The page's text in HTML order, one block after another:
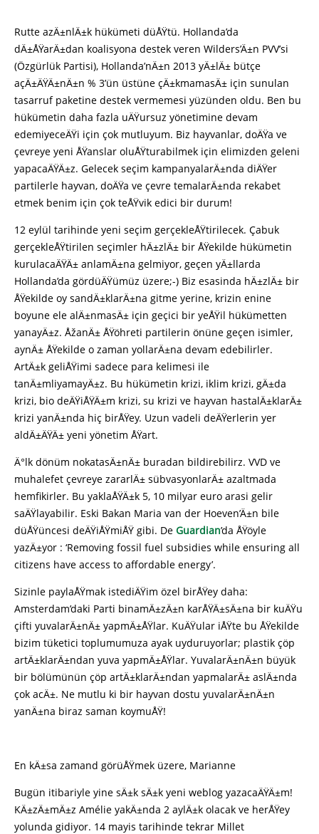
Rutte azÄ±nlÄ±k hükümeti düÅŸtü. Hollanda’da
dÄ±ÅŸarÄ±dan koalisyona destek veren Wilders’Ä±n PVV’si
(Özgürlük Partisi), Hollanda’nÄ±n 2013 yÄ±lÄ± bütçe
açÄ±ÄŸÄ±nÄ±n % 3’ün üstüne çÄ±kmamasÄ± için sunulan
tasarruf paketine destek vermemesi yüzünden oldu. Ben bu
hükümetin daha fazla uÄŸursuz yönetimine devam
edemiyeceÄŸi için çok mutluyum. Biz hayvanlar, doÄŸa ve
çevreye yeni ÅŸanslar oluÅŸturabilmek için elimizden geleni
yapacaÄŸÄ±z. Gelecek seçim kampanyalarÄ±nda diÄŸer
partilerle hayvan, doÄŸa ve çevre temalarÄ±nda rekabet
etmek benim için çok teÅŸvik edici bir durum!
12 eylül tarihinde yeni seçim gerçekleÅŸtirilecek. Çabuk
gerçekleÅŸtirilen seçimler hÄ±zlÄ± bir ÅŸekilde hükümetin
kurulacaÄŸÄ± anlamÄ±na gelmiyor, geçen yÄ±llarda
Hollanda’da gördüÄŸümüz üzere;-) Biz esasinda hÄ±zlÄ± bir
ÅŸekilde oy sandÄ±klarÄ±na gitme yerine, krizin enine
boyune ele alÄ±nmasÄ± için geçici bir yeÅŸil hükümetten
yanayÄ±z. ÅžanÄ± ÅŸöhreti partilerin önüne geçen isimler,
aynÄ± ÅŸekilde o zaman yollarÄ±na devam edebilirler.
ArtÄ±k geliÅŸimi sadece para kelimesi ile
tanÄ±mliyamayÄ±z. Bu hükümetin krizi, iklim krizi, gÄ±da
krizi, bio deÄŸiÅŸÄ±m krizi, su krizi ve hayvan hastalÄ±klarÄ±
krizi yanÄ±nda hiç birÅŸey. Uzun vadeli deÄŸerlerin yer
aldÄ±ÄŸÄ± yeni yönetim ÅŸart.
Ä°lk dönüm nokatasÄ±nÄ± buradan bildirebilirz. VVD ve
muhalefet çevreye zararlÄ± sübvasyonlarÄ± azaltmada
hemfikirler. Bu yaklaÅŸÄ±k 5, 10 milyar euro arasi gelir
saÄŸlayabilir. Eski Bakan Maria van der Hoeven’Ä±n bile
düÅŸüncesi deÄŸiÅŸmiÅŸ gibi. De Guardian’da ÅŸöyle
yazÄ±yor : ‘Removing fossil fuel subsidies while ensuring all
citizens have access to affordable energy’.
Sizinle paylaÅŸmak istediÄŸim özel birÅŸey daha:
Amsterdam’daki Parti binamÄ±zÄ±n karÅŸÄ±sÄ±na bir kuÄŸu
çifti yuvalarÄ±nÄ± yapmÄ±ÅŸlar. KuÄŸular iÅŸte bu ÅŸekilde
bizim tüketici toplumumuza ayak uyduruyorlar; plastik çöp
artÄ±klarÄ±ndan yuva yapmÄ±ÅŸlar. YuvalarÄ±nÄ±n büyük
bir bölümünün çöp artÄ±klarÄ±ndan yapmalarÄ± aslÄ±nda
çok acÄ±. Ne mutlu ki bir hayvan dostu yuvalarÄ±nÄ±n
yanÄ±na biraz saman koymuÅŸ!
En kÄ±sa zamand görüÅŸmek üzere, Marianne
Bugün itibariyle yine sÄ±k sÄ±k yeni weblog yazacaÄŸÄ±m!
KÄ±zÄ±mÄ±z Amélie yakÄ±nda 2 aylÄ±k olacak ve herÅŸey
yolunda gidiyor. 14 mayis tarihinde tekrar Millet